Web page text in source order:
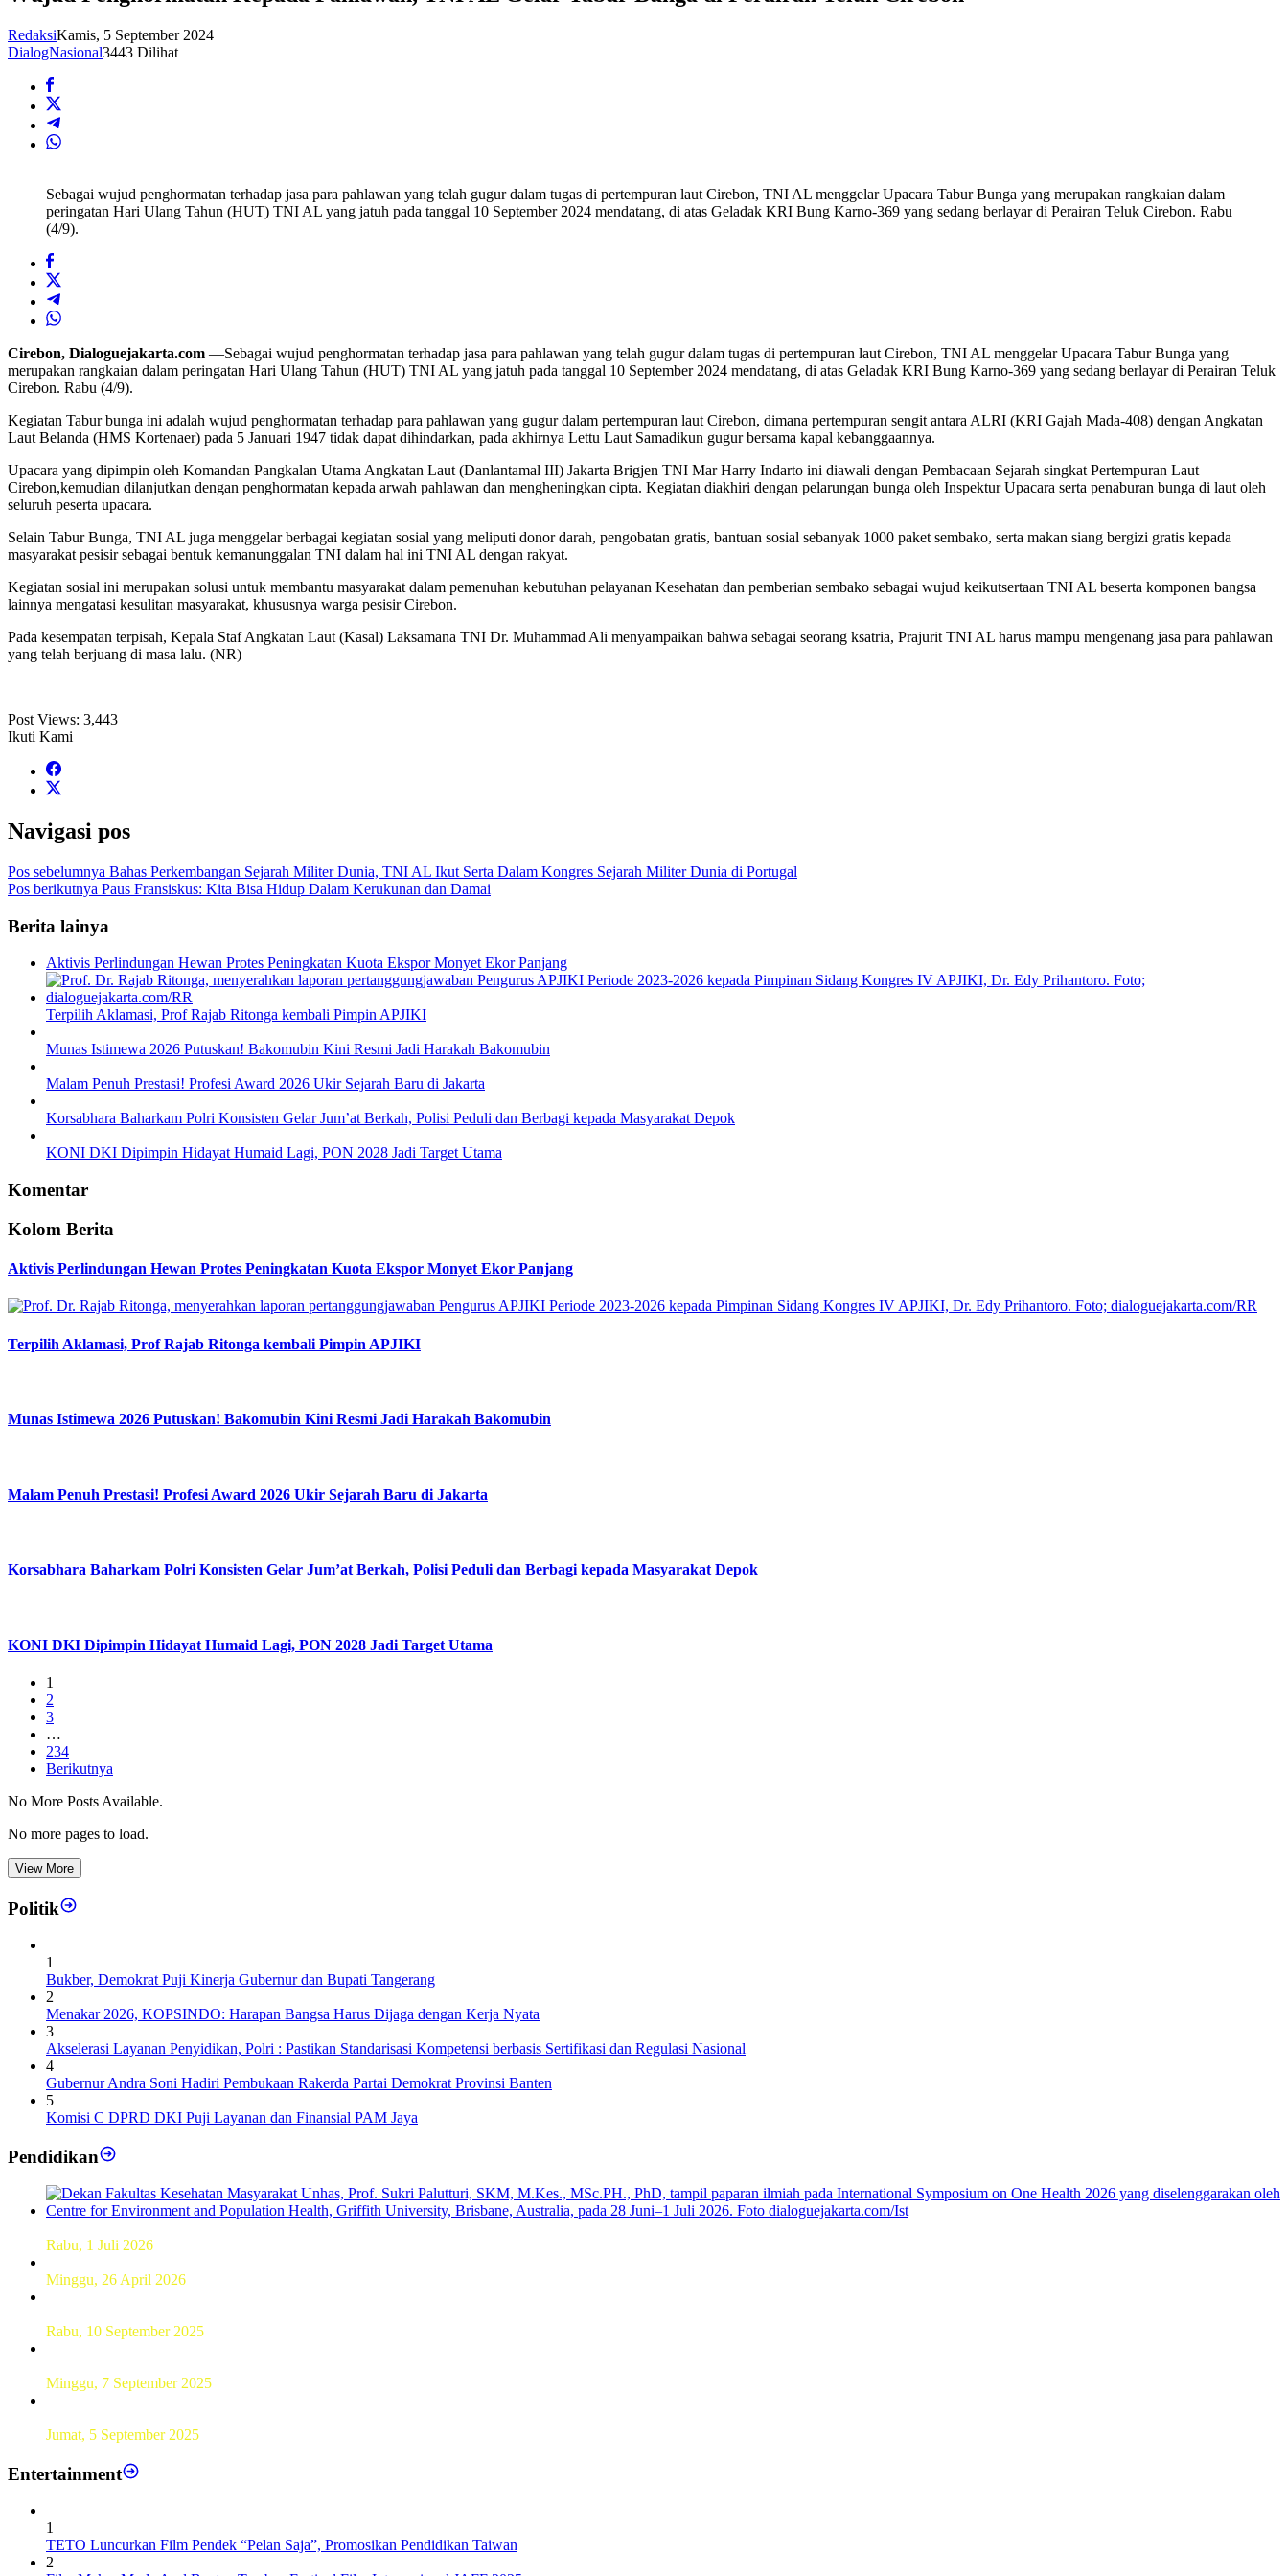
RedaksiKamis, 5 September 2024
DialogNasional3443 Dilihat
Sebagai wujud penghormatan terhadap jasa para pahlawan yang telah gugur dalam tugas di pertempuran laut Cirebon, TNI AL menggelar Upacara Tabur Bunga yang merupakan rangkaian dalam
peringatan Hari Ulang Tahun (HUT) TNI AL yang jatuh pada tanggal 10 September 2024 mendatang, di atas Geladak KRI Bung Karno-369 yang sedang berlayar di Perairan Teluk Cirebon. Rabu
(4/9).
Cirebon, Dialoguejakarta.com —Sebagai wujud penghormatan terhadap jasa para pahlawan yang telah gugur dalam tugas di pertempuran laut Cirebon, TNI AL menggelar Upacara Tabur Bunga yang
merupakan rangkaian dalam peringatan Hari Ulang Tahun (HUT) TNI AL yang jatuh pada tanggal 10 September 2024 mendatang, di atas Geladak KRI Bung Karno-369 yang sedang berlayar di Perairan Teluk
Cirebon. Rabu (4/9).
Kegiatan Tabur bunga ini adalah wujud penghormatan terhadap para pahlawan yang gugur dalam pertempuran laut Cirebon, dimana pertempuran sengit antara ALRI (KRI Gajah Mada-408) dengan Angkatan
Laut Belanda (HMS Kortenaer) pada 5 Januari 1947 tidak dapat dihindarkan, pada akhirnya Lettu Laut Samadikun gugur bersama kapal kebanggaannya.
Upacara yang dipimpin oleh Komandan Pangkalan Utama Angkatan Laut (Danlantamal III) Jakarta Brigjen TNI Mar Harry Indarto ini diawali dengan Pembacaan Sejarah singkat Pertempuran Laut
Cirebon,kemudian dilanjutkan dengan penghormatan kepada arwah pahlawan dan mengheningkan cipta. Kegiatan diakhiri dengan pelarungan bunga oleh Inspektur Upacara serta penaburan bunga di laut oleh
seluruh peserta upacara.
Selain Tabur Bunga, TNI AL juga menggelar berbagai kegiatan sosial yang meliputi donor darah, pengobatan gratis, bantuan sosial sebanyak 1000 paket sembako, serta makan siang bergizi gratis kepada
masyarakat pesisir sebagai bentuk kemanunggalan TNI dalam hal ini TNI AL dengan rakyat.
Kegiatan sosial ini merupakan solusi untuk membantu masyarakat dalam pemenuhan kebutuhan pelayanan Kesehatan dan pemberian sembako sebagai wujud keikutsertaan TNI AL beserta komponen bangsa
lainnya mengatasi kesulitan masyarakat, khususnya warga pesisir Cirebon.
Pada kesempatan terpisah, Kepala Staf Angkatan Laut (Kasal) Laksamana TNI Dr. Muhammad Ali menyampaikan bahwa sebagai seorang ksatria, Prajurit TNI AL harus mampu mengenang jasa para pahlawan
yang telah berjuang di masa lalu. (NR)
Post Views: 3,443
Ikuti Kami
Navigasi pos
Pos sebelumnya Bahas Perkembangan Sejarah Militer Dunia, TNI AL Ikut Serta Dalam Kongres Sejarah Militer Dunia di Portugal
Pos berikutnya Paus Fransiskus: Kita Bisa Hidup Dalam Kerukunan dan Damai
Berita lainya
Aktivis Perlindungan Hewan Protes Peningkatan Kuota Ekspor Monyet Ekor Panjang
Terpilih Aklamasi, Prof Rajab Ritonga kembali Pimpin APJIKI
Munas Istimewa 2026 Putuskan! Bakomubin Kini Resmi Jadi Harakah Bakomubin
Malam Penuh Prestasi! Profesi Award 2026 Ukir Sejarah Baru di Jakarta
Korsabhara Baharkam Polri Konsisten Gelar Jum’at Berkah, Polisi Peduli dan Berbagi kepada Masyarakat Depok
KONI DKI Dipimpin Hidayat Humaid Lagi, PON 2028 Jadi Target Utama
Komentar
Kolom Berita
Aktivis Perlindungan Hewan Protes Peningkatan Kuota Ekspor Monyet Ekor Panjang
Terpilih Aklamasi, Prof Rajab Ritonga kembali Pimpin APJIKI
Munas Istimewa 2026 Putuskan! Bakomubin Kini Resmi Jadi Harakah Bakomubin
Malam Penuh Prestasi! Profesi Award 2026 Ukir Sejarah Baru di Jakarta
Korsabhara Baharkam Polri Konsisten Gelar Jum’at Berkah, Polisi Peduli dan Berbagi kepada Masyarakat Depok
KONI DKI Dipimpin Hidayat Humaid Lagi, PON 2028 Jadi Target Utama
1
2
3
…
234
Berikutnya
No More Posts Available.
No more pages to load.
View More
Politik
1
Bukber, Demokrat Puji Kinerja Gubernur dan Bupati Tangerang
2
Menakar 2026, KOPSINDO: Harapan Bangsa Harus Dijaga dengan Kerja Nyata
3
Akselerasi Layanan Penyidikan, Polri : Pastikan Standarisasi Kompetensi berbasis Sertifikasi dan Regulasi Nasional
4
Gubernur Andra Soni Hadiri Pembukaan Rakerda Partai Demokrat Provinsi Banten
5
Komisi C DPRD DKI Puji Layanan dan Finansial PAM Jaya
Pendidikan
Rabu, 1 Juli 2026
Minggu, 26 April 2026
Rabu, 10 September 2025
Minggu, 7 September 2025
Jumat, 5 September 2025
Entertainment
1
TETO Luncurkan Film Pendek “Pelan Saja”, Promosikan Pendidikan Taiwan
2